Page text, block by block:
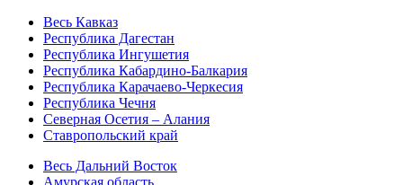
Весь Кавказ
Республика Дагестан
Республика Ингушетия
Республика Кабардино-Балкария
Республика Карачаево-Черкесия
Республика Чечня
Северная Осетия – Алания
Ставропольский край
Весь Дальний Восток
Амурская область